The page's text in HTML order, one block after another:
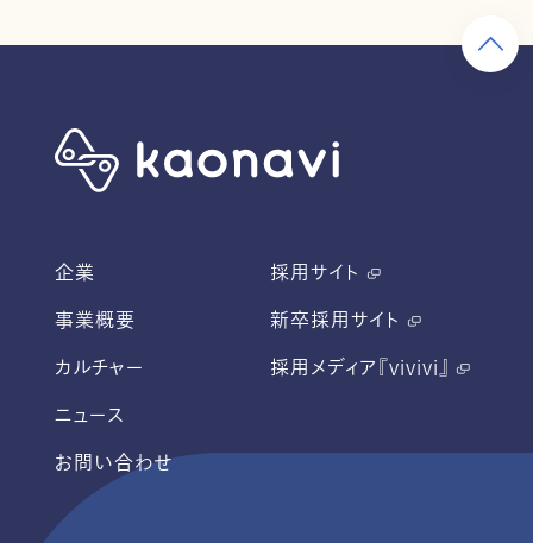
企業
事業概要
カルチャー
ニュース
お問い合わせ
採用サイト
新卒採用サイト
採用メディア『vivivi』